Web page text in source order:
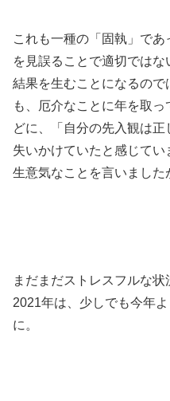
これも一種の「固執」で
を見誤ることで適切では
結果を生むことになるの
も、厄介なことに年を取
どに、「自分の先入観は
失いかけていたと感じて
生意気なことを言いました
まだまだストレスフルな状
2021年は、少しでも今年
に。